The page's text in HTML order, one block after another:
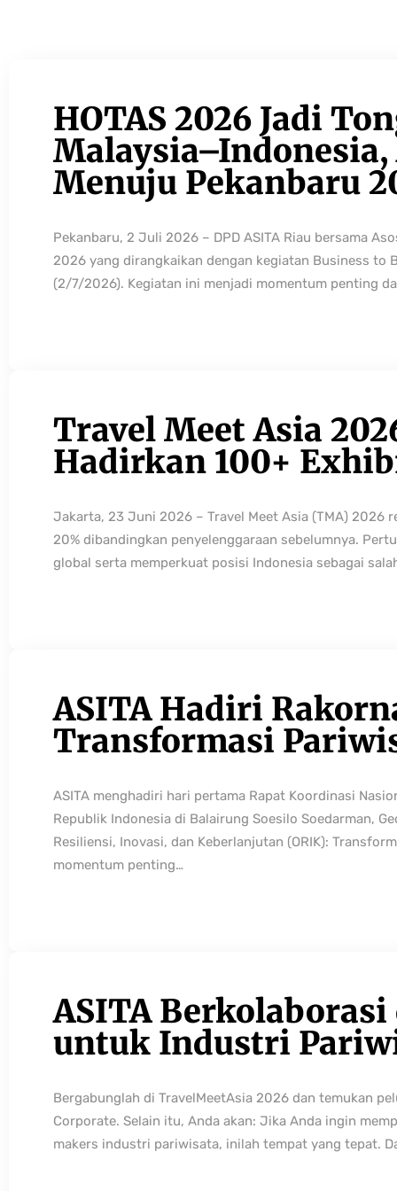
HOTAS 2026 Jadi
Menuju Pekanbaru
Pekanbaru, 2 Juli 2026 – DPD ASITA Riau bersama
2026 yang dirangkaikan dengan kegiatan Business to
(2/7/2026). Kegiatan ini menjadi momentum penting
Travel Meet Asia
Hadirkan 100+
Jakarta, 23 Juni 2026 – Travel Meet Asia (TMA) 2026
20% dibandingkan penyelenggaraan sebelumnya.
global serta memperkuat posisi Indonesia sebagai
ASITA Hadiri
Transformasi
ASITA menghadiri hari pertama Rapat Koordinasi
Republik Indonesia di Balairung Soesilo Soedarman,
Resiliensi, Inovasi, dan Keberlanjutan (ORIK):
momentum penting…
ASITA
untuk Industri
Bergabunglah di TravelMeetAsia 2026 dan temukan
Corporate. Selain itu, Anda akan: Jika Anda ingin
makers industri pariwisata, inilah tempat yang tepat.